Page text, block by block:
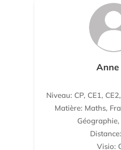
Anne
Niveau: CP, CE1,
Matière: Maths,
Géographie,
Visio: